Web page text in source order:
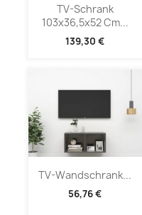
TV-Schrank
103x36,5x52 Cm...
139,30 €
TV-Wandschrank...
56,76 €